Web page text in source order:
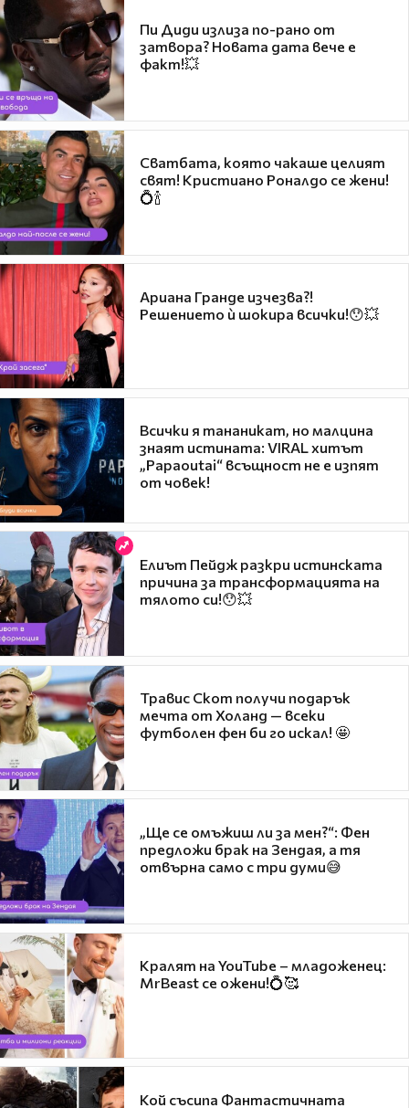
Пи Диди излиза по-рано от
затвора? Новата дата вече е
факт!💥
Сватбата, която чакаше целият
свят! Кристиано Роналдо се жени!
💍🍾
Ариана Гранде изчезва?!
Решението ѝ шокира всички!😯💥
Всички я тананикат, но малцина
знаят истината: VIRAL хитът
„Papaoutai“ всъщност не е изпят
от човек!
Елиът Пейдж разкри истинската
причина за трансформацията на
тялото си!😯💥
Травис Скот получи подарък
мечта от Холанд — всеки
футболен фен би го искал! 🤩
„Ще се омъжиш ли за мен?“: Фен
предложи брак на Зендая, а тя
отвърна само с три думи😅
Кралят на YouTube – младоженец:
MrBeast се ожени!💍🥰
Кой съсипа Фантастичната